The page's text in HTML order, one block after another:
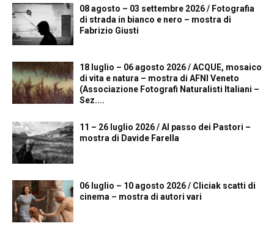
08 agosto – 03 settembre 2026 / Fotografia
di strada in bianco e nero – mostra di
Fabrizio Giusti
18 luglio – 06 agosto 2026 / ACQUE, mosaico
di vita e natura – mostra di AFNI Veneto
(Associazione Fotografi Naturalisti Italiani –
Sez....
11 – 26 luglio 2026 / Al passo dei Pastori –
mostra di Davide Farella
06 luglio – 10 agosto 2026 / Cliciak scatti di
cinema – mostra di autori vari